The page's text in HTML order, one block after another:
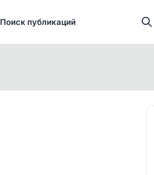
Поиск публикаций